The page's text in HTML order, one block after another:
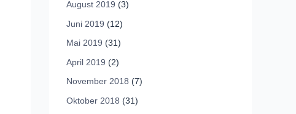
August 2019 (3)
Juni 2019 (12)
Mai 2019 (31)
April 2019 (2)
November 2018 (7)
Oktober 2018 (31)